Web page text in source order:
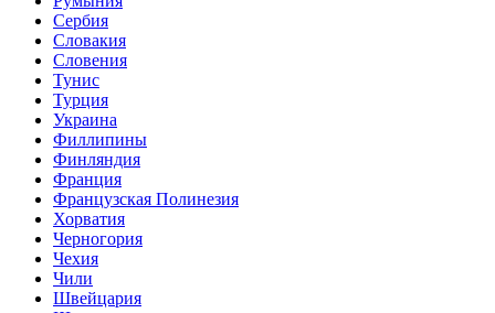
Сербия
Словакия
Словения
Тунис
Турция
Украина
Филлипины
Финляндия
Франция
Французская Полинезия
Хорватия
Черногория
Чехия
Чили
Швейцария